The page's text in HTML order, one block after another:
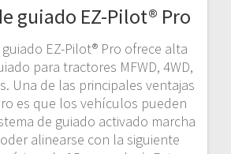
guiado EZ-Pilot® Pro
EZ-Pilot® Pro ofrece alta
para tractores MFWD, 4WD,
Una de las principales ventajas
es que los vehículos pueden
de guiado activado marcha
alinearse con la siguiente